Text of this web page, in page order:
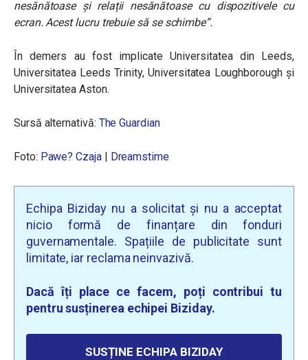
nesănătoase și relații nesănătoase cu dispozitivele cu
ecran. Acest lucru trebuie să se schimbe”.
În demers au fost implicate Universitatea din Leeds,
Universitatea Leeds Trinity, Universitatea Loughborough și
Universitatea Aston.
Sursă alternativă: The Guardian
Foto: Pawe? Czaja| Dreamstime
Echipa Biziday nu a solicitat și nu a acceptat
nicio formă de finanțare din fonduri
guvernamentale. Spațiile de publicitate sunt
limitate, iar reclama neinvazivă.
Dacă îți place ce facem, poți contribui tu
pentru susținerea echipei Biziday.
SUSȚINE ECHIPA BIZIDAY